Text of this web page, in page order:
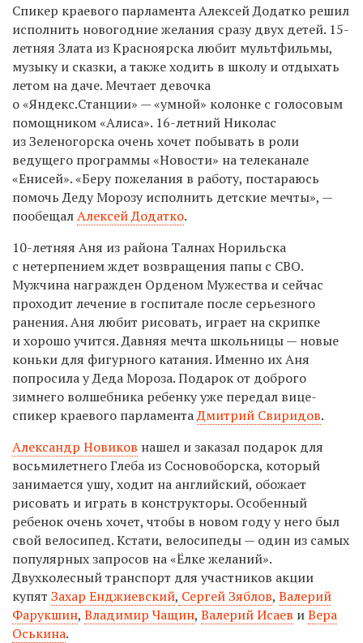
Спикер краевого парламента Алексей Додатко решил
исполнить новогодние желания сразу двух детей. 15-
летняя Злата из Красноярска любит мультфильмы,
музыку и сказки, а также ходить в школу и отдыхать
летом на даче. Мечтает девочка
о «Яндекс.Станции» — «умной» колонке с голосовым
помощником «Алиса». 16-летний Николас
из Зеленогорска очень хочет побывать в роли
ведущего программы «Новости» на телеканале
«Енисей». «Беру пожелания в работу, постараюсь
помочь Деду Морозу исполнить детские мечты», —
пообещалАлексей Додатко.
10-летняя Аня из района Талнах Норильска
с нетерпением ждет возвращения папы с СВО.
Мужчина награжден Орденом Мужества и сейчас
проходит лечение в госпитале после серьезного
ранения. Аня любит рисовать, играет на скрипке
и хорошо учится. Давняя мечта школьницы — новые
коньки для фигурного катания. Именно их Аня
попросила у Деда Мороза. Подарок от доброго
зимнего волшебника ребенку уже передал вице-
спикер краевого парламентаДмитрий Свиридов.
Александр Новиков нашел и заказал подарок для
восьмилетнего Глеба из Сосновоборска, который
занимается ушу, ходит на английский, обожает
рисовать и играть в конструкторы. Особенный
ребенок очень хочет, чтобы в новом году у него был
свой велосипед. Кстати, велосипеды — один из самых
популярных запросов на «Ёлке желаний».
Двухколесный транспорт для участников акции
купят Захар Енджиевский, Сергей Зяблов, Валерий
Фарукшин, Владимир Чащин, Валерий Исаев иВера
Оськина.